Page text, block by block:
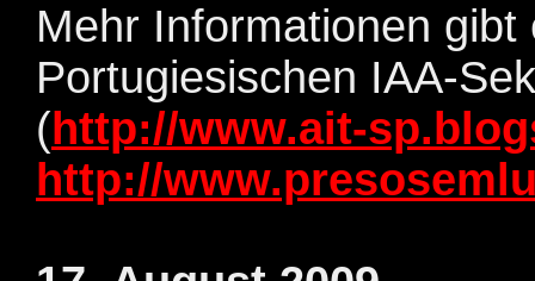
Mehr Informationen
Portugiesischen IAA-
(http://www.ait-
http://